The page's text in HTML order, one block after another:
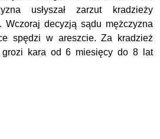
usłyszał zarzut kradzieży
Wczoraj decyzją sądu mężczyzna
spędzi w areszcie. Za kradzież
grozi kara od 6 miesięcydo 8 lat